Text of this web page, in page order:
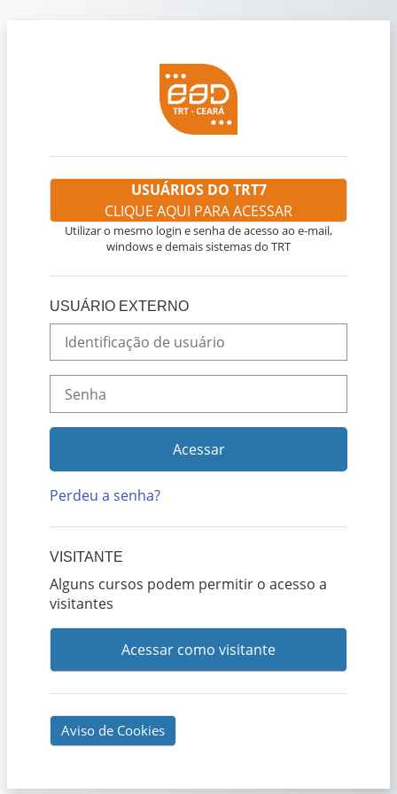
USUÁRIOS DO TRT7
CLIQUE AQUI PARA ACESSAR
Utilizar o mesmo login e senha de acesso ao e-mail,
windows e demais sistemas do TRT
USUÁRIO EXTERNO
Identificação de usuário
Senha
Acessar
Perdeu a senha?
VISITANTE
Alguns cursos podem permitir o acesso a
visitantes
Acessar como visitante
Aviso de Cookies